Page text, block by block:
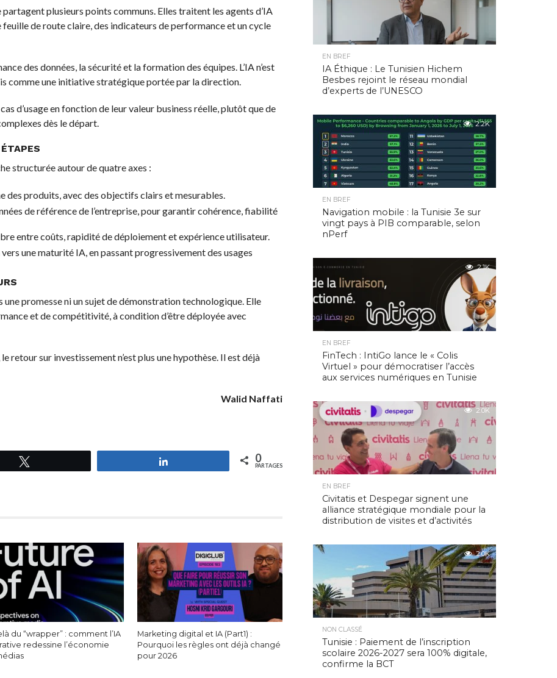
plusieurs points communs. Elles traitent les agents d’IA
de route claire, des indicateurs de performance et un cycle
des données, la sécurité et la formation des équipes. L’IA n’est
comme une initiative stratégique portée par la direction.
d’usage en fonction de leur valeur business réelle, plutôt que de
dès le départ.
structurée autour de quatre axes :
des produits, avec des objectifs clairs et mesurables.
de référence de l’entreprise, pour garantir cohérence, fiabilité
entre coûts, rapidité de déploiement et expérience utilisateur.
une maturité IA, en passant progressivement des usages
une promesse ni un sujet de démonstration technologique. Elle
et de compétitivité, à condition d’être déployée avec
retour sur investissement n’est plus une hypothèse. Il est déjà
Walid Naffati
0
PARTAGES
du “wrapper” : comment l’IA
redessine l’économie
Marketing digital et IA (Part1) :
Pourquoi les règles ont déjà changé
pour 2026
EN BREF
IA Éthique : Le Tunisien Hichem
Besbes rejoint le réseau mondial
d’experts de l’UNESCO
2.2K
EN BREF
Navigation mobile : la Tunisie 3e sur
vingt pays à PIB comparable, selon
nPerf
2.1K
EN BREF
FinTech : IntiGo lance le « Colis
Virtuel » pour démocratiser l’accès
aux services numériques en Tunisie
2.0K
EN BREF
Civitatis et Despegar signent une
alliance stratégique mondiale pour la
distribution de visites et d’activités
2.0K
NON CLASSÉ
Tunisie : Paiement de l’inscription
scolaire 2026-2027 sera 100% digitale,
confirme la BCT